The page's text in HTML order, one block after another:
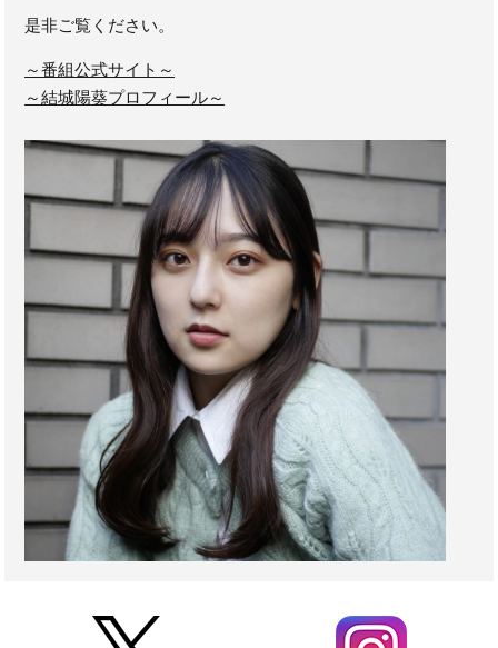
是非ご覧ください。
～番組公式サイト～
～結城陽葵プロフィール～